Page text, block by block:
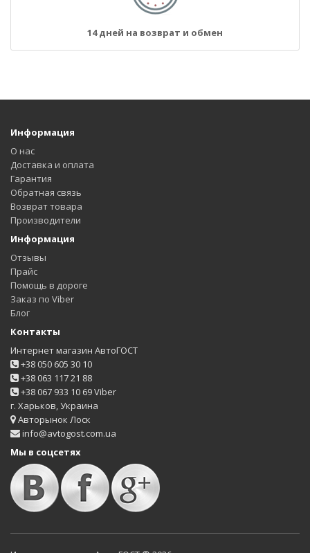
14 дней на возврат и обмен
Информация
О нас
Доставка и оплата
Гарантия
Обратная связь
Возврат товара
Производители
Информация
Отзывы
Прайс
Помощь в дороге
Заказ по Viber
Блог
Контакты
Интернет магазин АвтоГОСТ
+38 050 605 30 10
+38 063 117 21 88
+38 067 933 10 69 Viber
г. Харьков, Украина
Авторынок Лоск
info@avtogost.com.ua
Мы в соцсетях